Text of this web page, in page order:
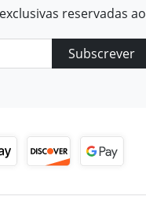
reservadas
Subscrever